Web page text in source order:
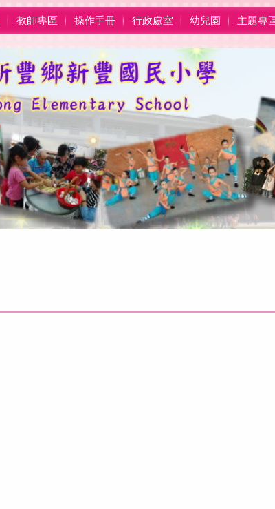
教師專區 操作手冊 行政處室 幼兒園 主題專